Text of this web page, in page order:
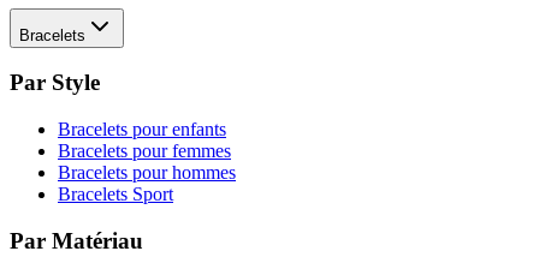
Bracelets
Par Style
Bracelets pour enfants
Bracelets pour femmes
Bracelets pour hommes
Bracelets Sport
Par Matériau